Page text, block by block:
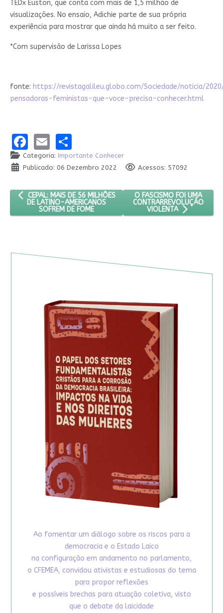
TEDx Euston, que conta com mais de 1,5 milhão de
visualizações. No ensaio, Adichie parte de sua própria
experiência para mostrar que ainda há muito a ser feito.
*Com supervisão de Larissa Lopes
fonte: https://revistagalileu.globo.com/Sociedade/noticia/
pensadoras-feministas-que-voce-precisa-conhecer.html
Facebook
EmailShare
Categoria: Importante Conhecer
Publicado: 06 Dezembro 2022
Acessos: 57092
ARTIGO ANTERIOR: CEPAL: MAIS DE 56 MILHÕES DE LATINO-
CEPAL: MAIS DE 56 MILHÕES
DE LATINO-AMERICANOS
SOFREM DE FOME
PRÓXIMO ARTIGO: O
O FASCISMO FOI UMA
CONTRARREVOLUÇÃO
VIOLENTA
Ao fomentar um diálogo sobre os riscos para a
democracia e o Estado Laico
na configuração em andamento no parlamento,
o CFEMEA, convidou ativistas e estudiosas do tema
para propor reflexões
e possíveis brechas para atuação coletiva, visto
que o debate da laicidade